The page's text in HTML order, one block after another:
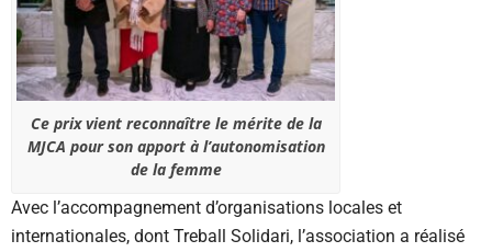
Ce prix vient reconnaître le mérite de la
MJCA pour son apport à l’autonomisation
de la femme
Avec l’accompagnement d’organisations locales et
internationales, dont Treball Solidari, l’association a réalisé